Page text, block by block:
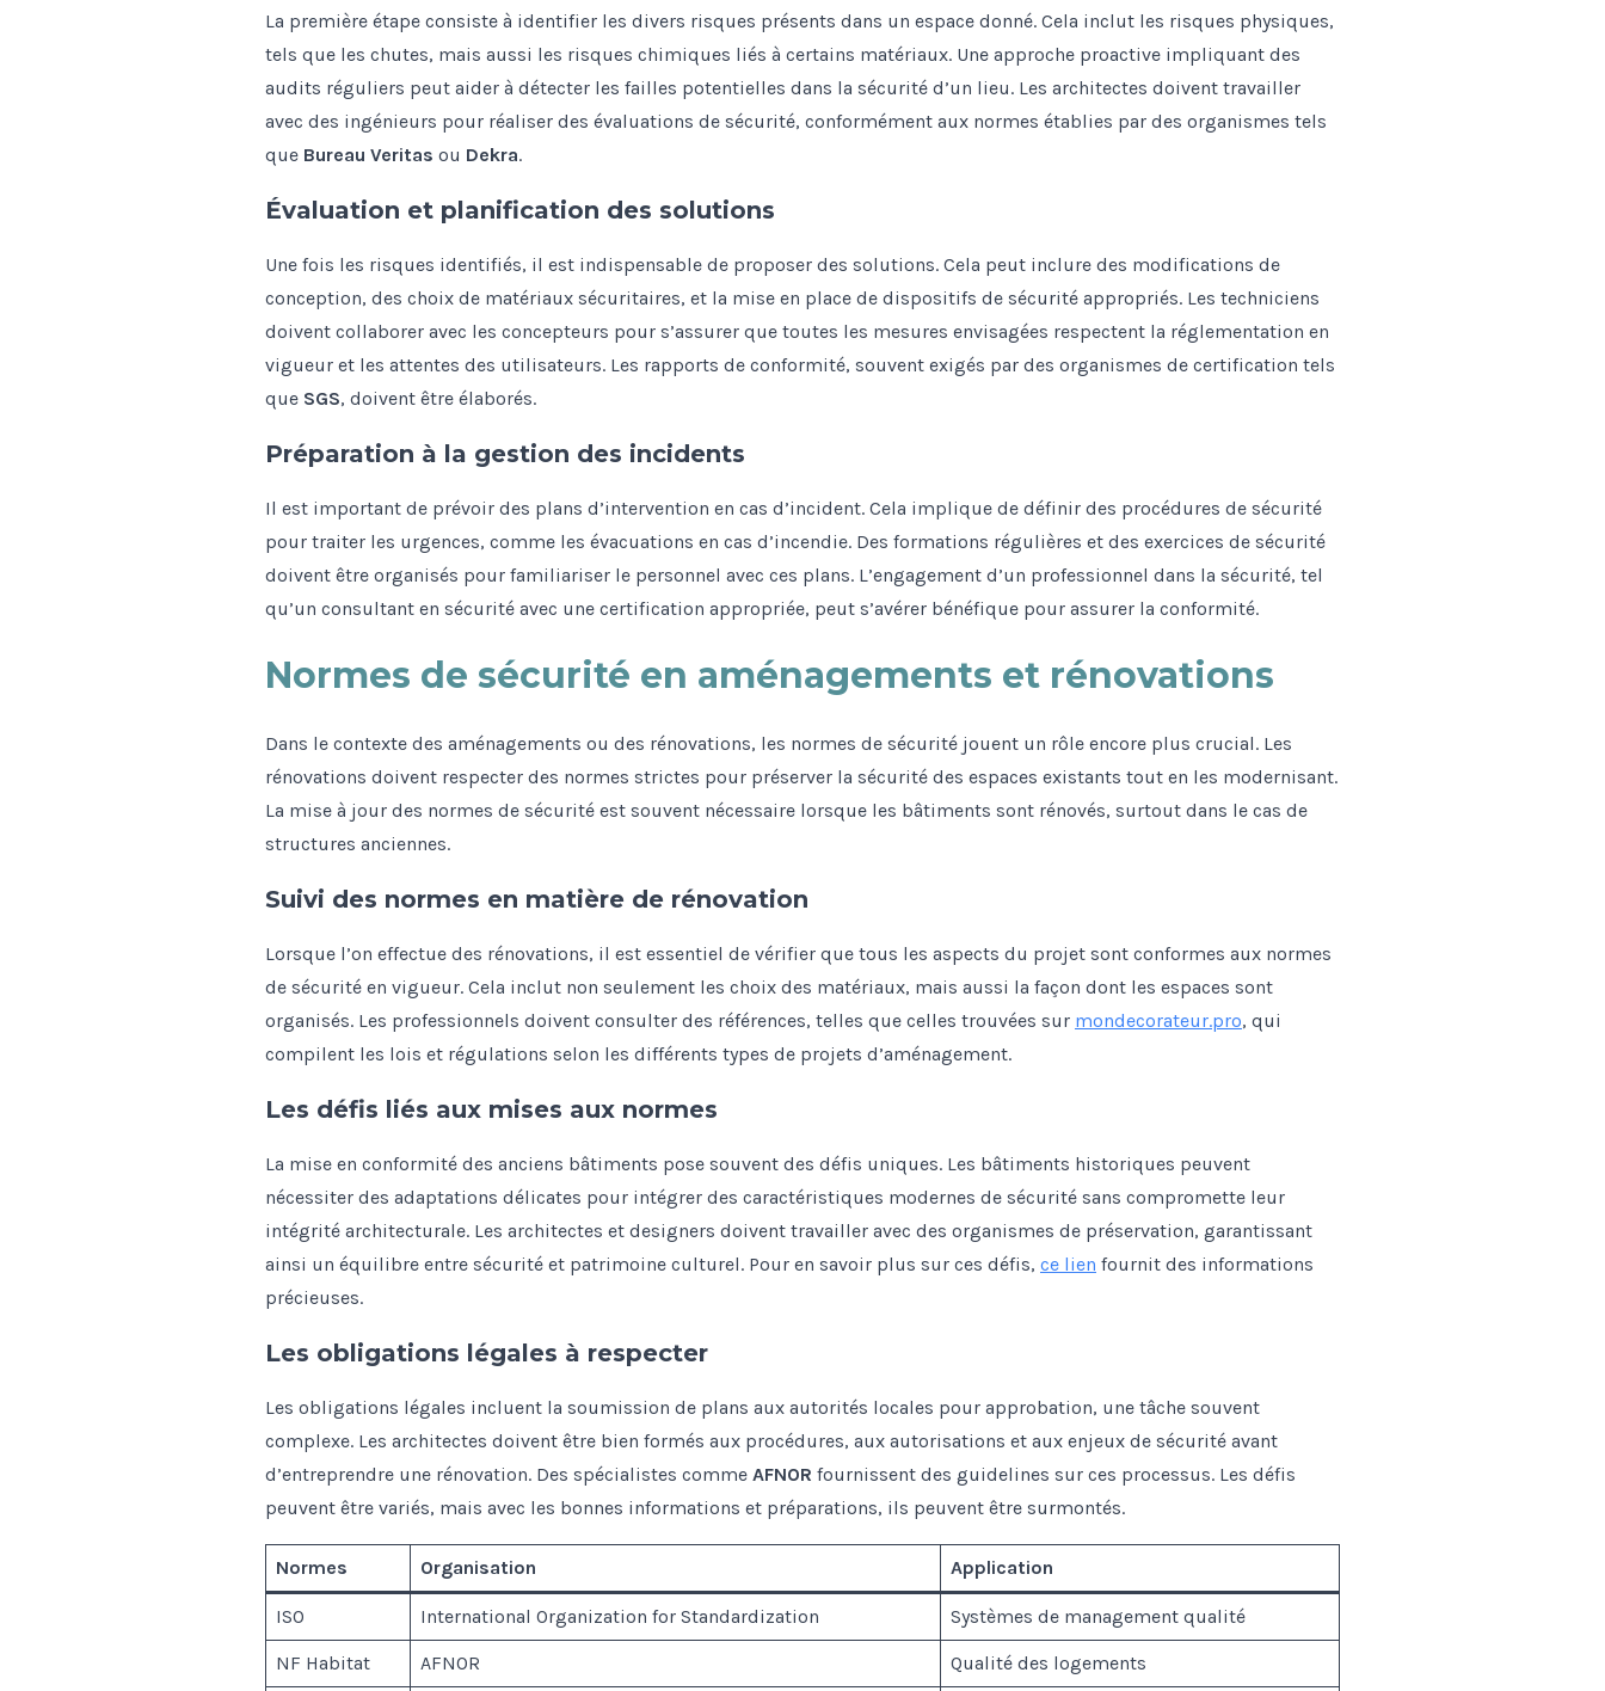
La première étape consiste à identifier les divers risques présents dans un espace donné. Cela inclut les risques physiques,
tels que les chutes, mais aussi les risques chimiques liés à certains matériaux. Une approche proactive impliquant des
audits réguliers peut aider à détecter les failles potentielles dans la sécurité d’un lieu. Les architectes doivent travailler
avec des ingénieurs pour réaliser des évaluations de sécurité, conformément aux normes établies par des organismes tels
que Bureau Veritas ou Dekra.
Évaluation et planification des solutions
Une fois les risques identifiés, il est indispensable de proposer des solutions. Cela peut inclure des modifications de
conception, des choix de matériaux sécuritaires, et la mise en place de dispositifs de sécurité appropriés. Les techniciens
doivent collaborer avec les concepteurs pour s’assurer que toutes les mesures envisagées respectent la réglementation en
vigueur et les attentes des utilisateurs. Les rapports de conformité, souvent exigés par des organismes de certification tels
que SGS, doivent être élaborés.
Préparation à la gestion des incidents
Il est important de prévoir des plans d’intervention en cas d’incident. Cela implique de définir des procédures de sécurité
pour traiter les urgences, comme les évacuations en cas d’incendie. Des formations régulières et des exercices de sécurité
doivent être organisés pour familiariser le personnel avec ces plans. L’engagement d’un professionnel dans la sécurité, tel
qu’un consultant en sécurité avec une certification appropriée, peut s’avérer bénéfique pour assurer la conformité.
Normes de sécurité en aménagements et rénovations
Dans le contexte des aménagements ou des rénovations, les normes de sécurité jouent un rôle encore plus crucial. Les
rénovations doivent respecter des normes strictes pour préserver la sécurité des espaces existants tout en les modernisant.
La mise à jour des normes de sécurité est souvent nécessaire lorsque les bâtiments sont rénovés, surtout dans le cas de
structures anciennes.
Suivi des normes en matière de rénovation
Lorsque l’on effectue des rénovations, il est essentiel de vérifier que tous les aspects du projet sont conformes aux normes
de sécurité en vigueur. Cela inclut non seulement les choix des matériaux, mais aussi la façon dont les espaces sont
organisés. Les professionnels doivent consulter des références, telles que celles trouvées sur mondecorateur.pro, qui
compilent les lois et régulations selon les différents types de projets d’aménagement.
Les défis liés aux mises aux normes
La mise en conformité des anciens bâtiments pose souvent des défis uniques. Les bâtiments historiques peuvent
nécessiter des adaptations délicates pour intégrer des caractéristiques modernes de sécurité sans compromette leur
intégrité architecturale. Les architectes et designers doivent travailler avec des organismes de préservation, garantissant
ainsi un équilibre entre sécurité et patrimoine culturel. Pour en savoir plus sur ces défis, ce lien fournit des informations
précieuses.
Les obligations légales à respecter
Les obligations légales incluent la soumission de plans aux autorités locales pour approbation, une tâche souvent
complexe. Les architectes doivent être bien formés aux procédures, aux autorisations et aux enjeux de sécurité avant
d’entreprendre une rénovation. Des spécialistes comme AFNOR fournissent des guidelines sur ces processus. Les défis
peuvent être variés, mais avec les bonnes informations et préparations, ils peuvent être surmontés.
Normes Organisation Application
ISO International Organization for Standardization Systèmes de management qualité
NF Habitat AFNOR Qualité des logements